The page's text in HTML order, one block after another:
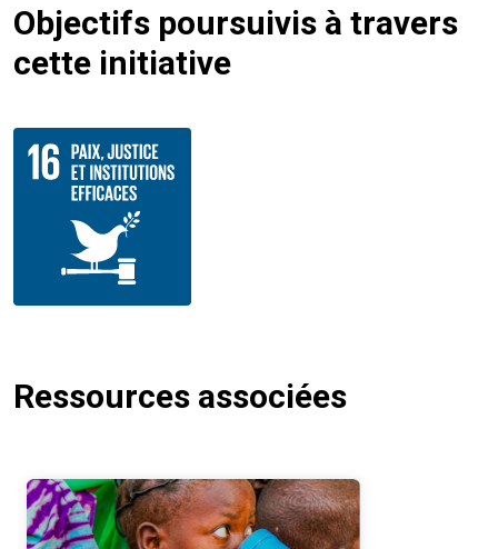
Objectifs poursuivis à travers
cette initiative
Ressources associées